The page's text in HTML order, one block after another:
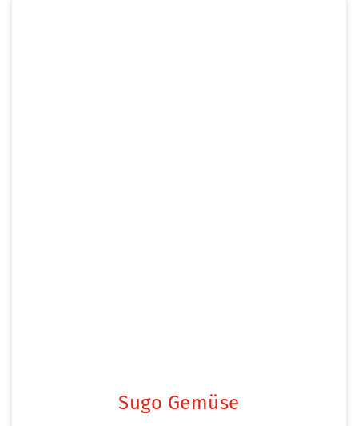
Sugo Gemüse